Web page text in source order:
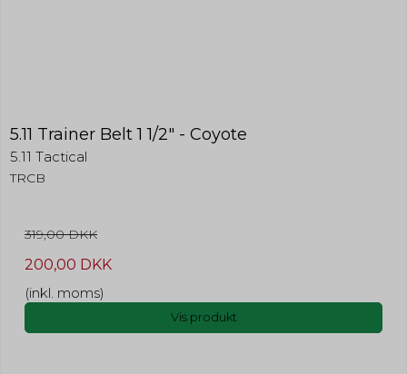
5.11 Trainer Belt 1 1/2" - Coyote
5.11 Tactical
TRCB
319,00 DKK
200,00 DKK
(inkl. moms)
Vis produkt